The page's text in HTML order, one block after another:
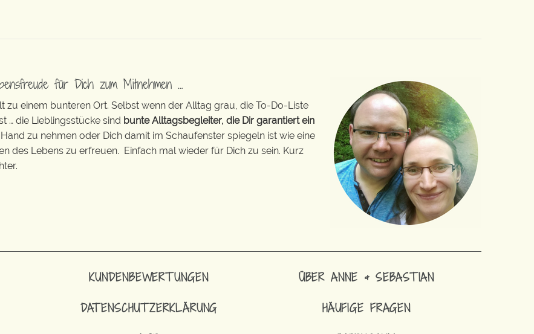
für Dich zum Mitnehmen …
einem bunteren Ort. Selbst wenn der Alltag grau, die To-Do-Liste
… die Lieblingsstücke sind bunte Alltagsbegleiter, die Dir garantiert ein
zu nehmen oder Dich damit im Schaufenster spiegeln ist wie eine
des Lebens zu erfreuen. Einfach mal wieder für Dich zu sein. Kurz
KUNDENBEWERTUNGEN
DATENSCHUTZERKLÄRUNG
ÜBER ANNE & SEBASTIAN
HÄUFIGE FRAGEN